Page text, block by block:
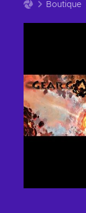
Boutique